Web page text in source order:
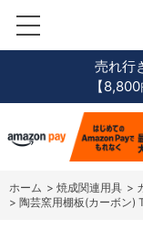
売れ行
【8,800
ホーム > 焼成関連用具 >
> 陶芸窯用棚板(カーボン)